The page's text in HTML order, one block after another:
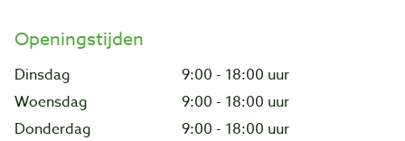
Openingstijden
Dinsdag
9:00 - 18:00 uur
Woensdag
9:00 - 18:00 uur
Donderdag
9:00 - 18:00 uur